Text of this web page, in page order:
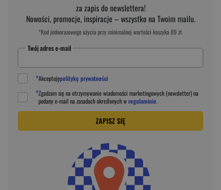
za zapis do newslettera!
Nowości, promocje, inspiracje – wszystko na Twoim mailu.
*Kod jednorazowego użycia przy minimalnej wartości koszyka 89 zł.
Twój adres e-mail
*Akceptujępolitykę prywatności
*Zgadzam się na otrzymywanie wiadomości marketingowych (newsletter) na
podanye-mail na zasadach określonych wregulaminie.
ZAPISZ SIĘ